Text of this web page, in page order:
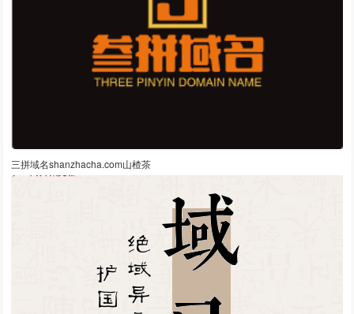
三拼域名shanzhacha.com山楂茶